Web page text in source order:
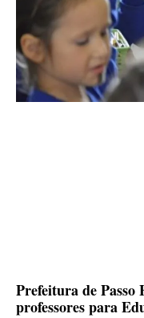
Prefeitura de Passo
professores para